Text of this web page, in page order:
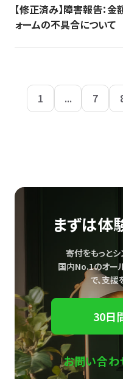
【修正済み】障害報告：
ォームの不具合について
1 ... 7
まずは体
寄付をもっとシ
国内No.1のオー
で、支援
30日
お問い合わ